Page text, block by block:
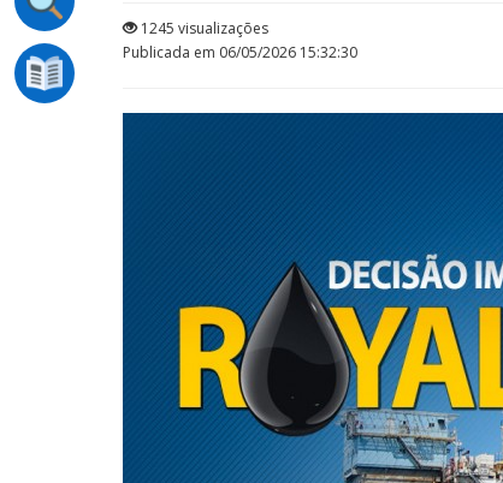
1245 visualizações
Publicada em 06/05/2026 15:32:30